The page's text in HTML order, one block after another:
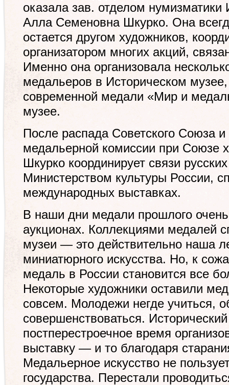
оказала зав. отделом нумизматики
Алла Семеновна Шкурко. Она
остается другом художников,
организатором многих акций,
Именно она организовала
медальеров в Историческом
современной медали «Мир и
музее.
После распада Советского Союза
медальерной комиссии при Союзе
Шкурко координирует связи
Министерством культуры России,
международных выставках.
В наши дни медали прошлого
аукционах. Коллекциями медалей
музеи — это действительно наша
миниатюрного искусства. Но, к
медаль в России становится все
Некоторые ху­дожники оставили
совсем. Молодежи негде учиться,
совершенствоваться.
постперестроечное время
выставку — и то благодаря
Медальерное искусство не
государства. Перестали